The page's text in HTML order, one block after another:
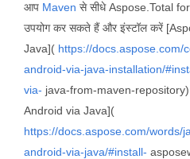
आप Maven से सीधे Aspose.Total
उपयोग कर सकते हैं और इंस्टॉल करें
Java]( https://docs.aspose.com/
android-via-java-installation/
via- java-from-maven-
Android via Java](
https://docs.aspose.com/words/
android-via-java/#install-